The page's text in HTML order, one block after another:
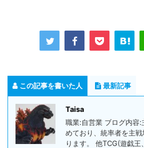
この記事を書いた人 最新記事
Taisa
職業:自営業 ブログ内容
めており、統率者を主
ります。 他TCG(遊戯王